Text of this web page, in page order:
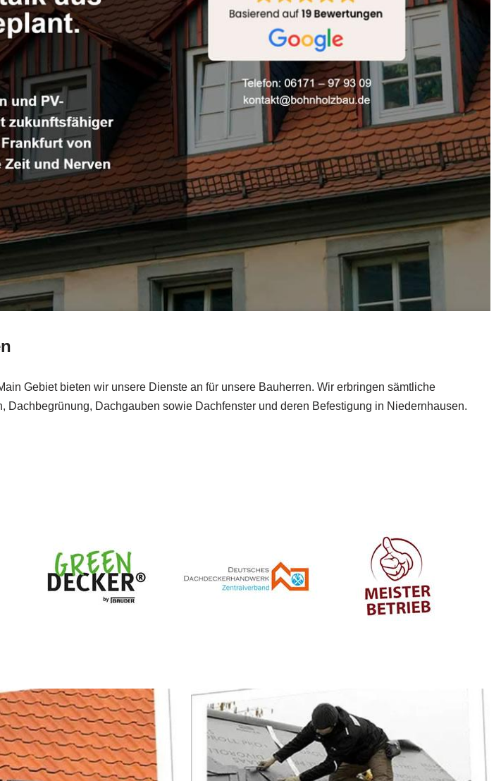
Gebiet bieten wir unsere Dienste an für unsere Bauherren. Wir erbringen sämtliche
Dachgauben sowie Dachfenster und deren Befestigung in Niedernhausen.